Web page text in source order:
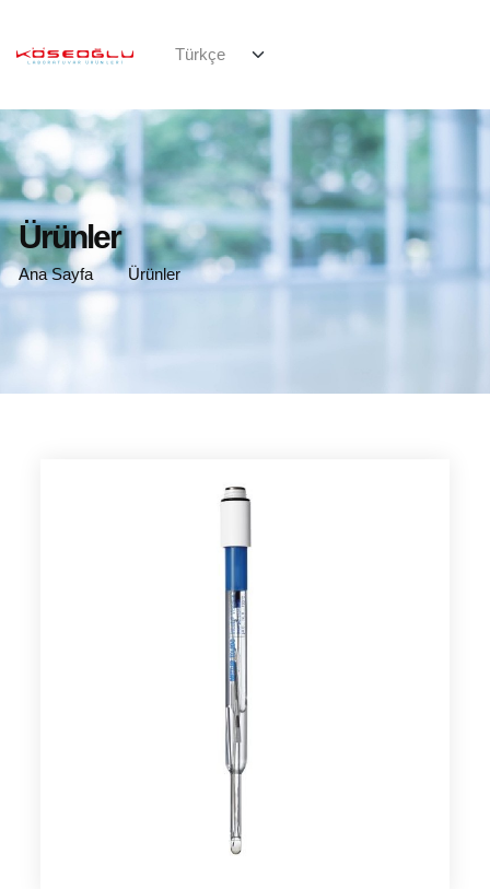
Ürünler
Ana Sayfa Ürünler